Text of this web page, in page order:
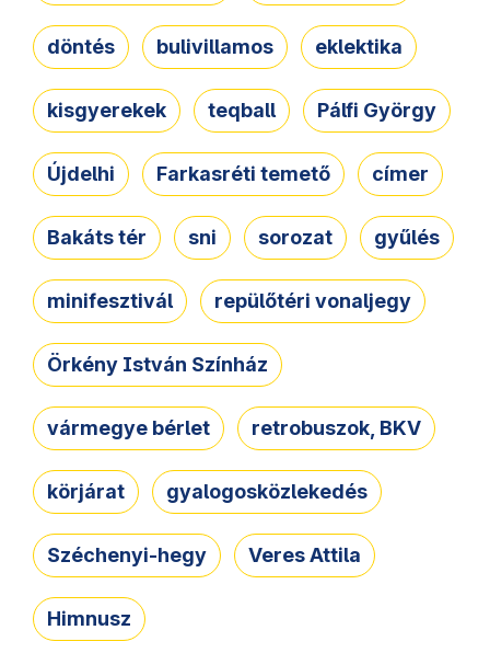
döntés bulivillamos eklektika
kisgyerekek teqball Pálfi György
Újdelhi Farkasréti temető címer
Bakáts tér sni sorozat gyűlés
minifesztivál repülőtéri vonaljegy
Örkény István Színház
vármegye bérlet retrobuszok, BKV
körjárat gyalogosközlekedés
Széchenyi-hegy Veres Attila
Himnusz